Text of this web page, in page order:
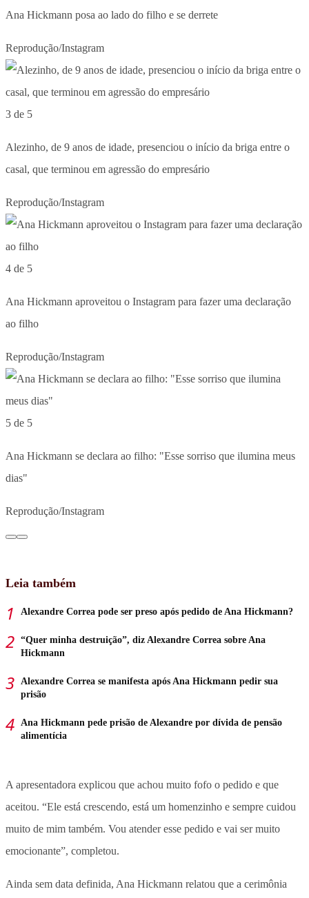
Ana Hickmann posa ao lado do filho e se derrete
Reprodução/Instagram
3 de 5
Alezinho, de 9 anos de idade, presenciou o início da briga entre o
casal, que terminou em agressão do empresário
Reprodução/Instagram
4 de 5
Ana Hickmann aproveitou o Instagram para fazer uma declaração
ao filho
Reprodução/Instagram
5 de 5
Ana Hickmann se declara ao filho: "Esse sorriso que ilumina meus
dias"
Reprodução/Instagram
Leia também
Alexandre Correa pode ser preso após pedido de Ana Hickmann?
“Quer minha destruição”, diz Alexandre Correa sobre Ana
Hickmann
Alexandre Correa se manifesta após Ana Hickmann pedir sua
prisão
Ana Hickmann pede prisão de Alexandre por dívida de pensão
alimentícia
A apresentadora explicou que achou muito fofo o pedido e que
aceitou. “Ele está crescendo, está um homenzinho e sempre cuidou
muito de mim também. Vou atender esse pedido e vai ser muito
emocionante”, completou.
Ainda sem data definida, Ana Hickmann relatou que a cerimônia